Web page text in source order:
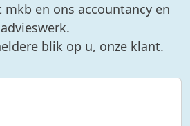
en ons accountancy en
advieswerk.
blik op u, onze klant.